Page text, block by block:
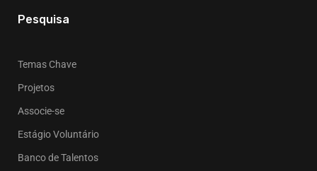
Pesquisa
Temas Chave
Projetos
Associe-se
Estágio Voluntário
Banco de Talentos